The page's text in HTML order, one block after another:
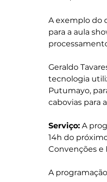
A exemplo do
para a aula
Geraldo
tecnologia
Putumayo,
cabovias para
Serviço: A
14h do
Convenções e
A